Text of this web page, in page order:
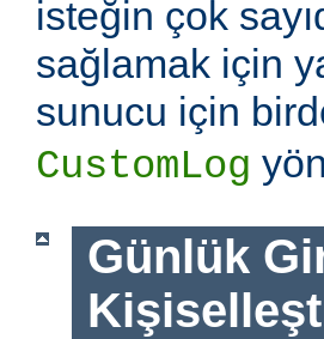
isteğin çok
sağlamak için
sunucu için
CustomLog
Günlük